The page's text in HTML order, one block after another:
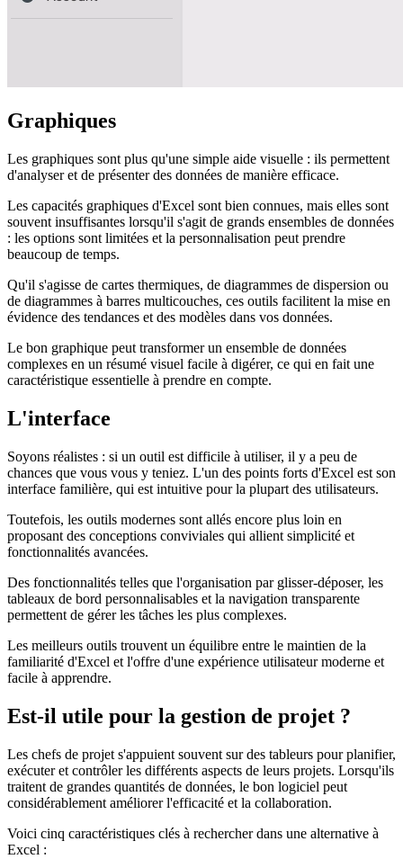
Graphiques
Les graphiques sont plus qu'une simple aide visuelle : ils permettent
d'analyser et de présenter des données de manière efficace.
Les capacités graphiques d'Excel sont bien connues, mais elles sont
souvent insuffisantes lorsqu'il s'agit de grands ensembles de données
: les options sont limitées et la personnalisation peut prendre
beaucoup de temps.
Qu'il s'agisse de cartes thermiques, de diagrammes de dispersion ou
de diagrammes à barres multicouches, ces outils facilitent la mise en
évidence des tendances et des modèles dans vos données.
Le bon graphique peut transformer un ensemble de données
complexes en un résumé visuel facile à digérer, ce qui en fait une
caractéristique essentielle à prendre en compte.
L'interface
Soyons réalistes : si un outil est difficile à utiliser, il y a peu de
chances que vous vous y teniez. L'un des points forts d'Excel est son
interface familière, qui est intuitive pour la plupart des utilisateurs.
Toutefois, les outils modernes sont allés encore plus loin en
proposant des conceptions conviviales qui allient simplicité et
fonctionnalités avancées.
Des fonctionnalités telles que l'organisation par glisser-déposer, les
tableaux de bord personnalisables et la navigation transparente
permettent de gérer les tâches les plus complexes.
Les meilleurs outils trouvent un équilibre entre le maintien de la
familiarité d'Excel et l'offre d'une expérience utilisateur moderne et
facile à apprendre.
Est-il utile pour la gestion de projet ?
Les chefs de projet s'appuient souvent sur des tableurs pour planifier,
exécuter et contrôler les différents aspects de leurs projets. Lorsqu'ils
traitent de grandes quantités de données, le bon logiciel peut
considérablement améliorer l'efficacité et la collaboration.
Voici cinq caractéristiques clés à rechercher dans une alternative à
Excel :